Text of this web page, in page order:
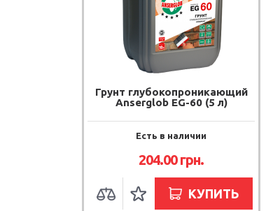
Грунт глубокопроникающий
Anserglob EG-60 (5 л)
Есть в наличии
204.00 грн.
КУПИТЬ